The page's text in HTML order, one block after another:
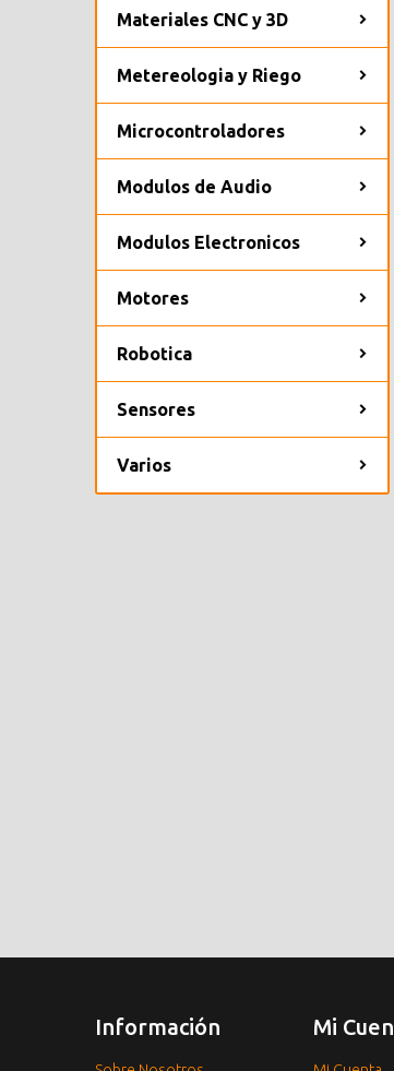
Materiales CNC y 3D
Metereologia y Riego
Microcontroladores
Modulos de Audio
Modulos Electronicos
Motores
Robotica
Sensores
Varios
Información Mi